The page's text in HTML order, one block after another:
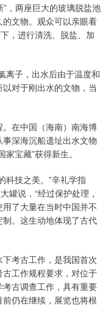
，两座巨大的玻璃脱盐池
文物。观众可以亲眼看
，进行清洗、脱盐、加
子，出水后由于温度和
对于刚出水的文物，当
在中国（海南）南海博
深海沉船遗址出水文物
宝藏”获得新生。
技之美。”辛礼学指
罐说，“经过保护处理，
了大量在当时中国并不
。这生动地体现了古代
考古工作，是我国首次
工作规程要求，对位于
古调查工作，具有重要
仍在继续，展览也将根